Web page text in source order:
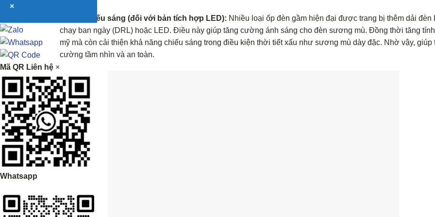
Hỗ trợ chiếu sáng (đối với bản tích hợp LED): Nhiều loại ốp đèn gầm hiện đại được trang bị thêm dải đèn
chạy ban ngày (DRL) hoặc LED. Điều này giúp tăng cường ánh sáng cho đèn sương mù. Đồng thời tăng
mỹ mà còn cải thiện khả năng chiếu sáng trong điều kiện thời tiết xấu như sương mù dày đặc. Nhờ vậy, giúp
cường tầm nhìn và an toàn.
×
Mã QR Liên hệ ×
Whatsapp